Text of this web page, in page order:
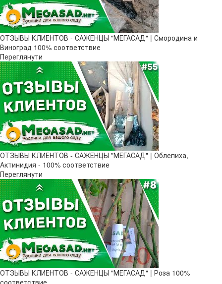
ОТЗЫВЫ КЛИЕНТОВ - САЖЕНЦЫ "МЕГАСАД" | Смородина и
Виноград 100% соответствие
Переглянути
ОТЗЫВЫ КЛИЕНТОВ - САЖЕНЦЫ "МЕГАСАД" | Облепиха,
Актинидия - 100% соответствие
Переглянути
ОТЗЫВЫ КЛИЕНТОВ - САЖЕНЦЫ "МЕГАСАД" | Роза 100%